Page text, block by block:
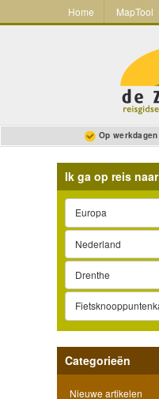
Home MapTool
Op
Ik ga op reis
Europa
Nederland
Drenthe
Categorieën
Nieuwe artikelen